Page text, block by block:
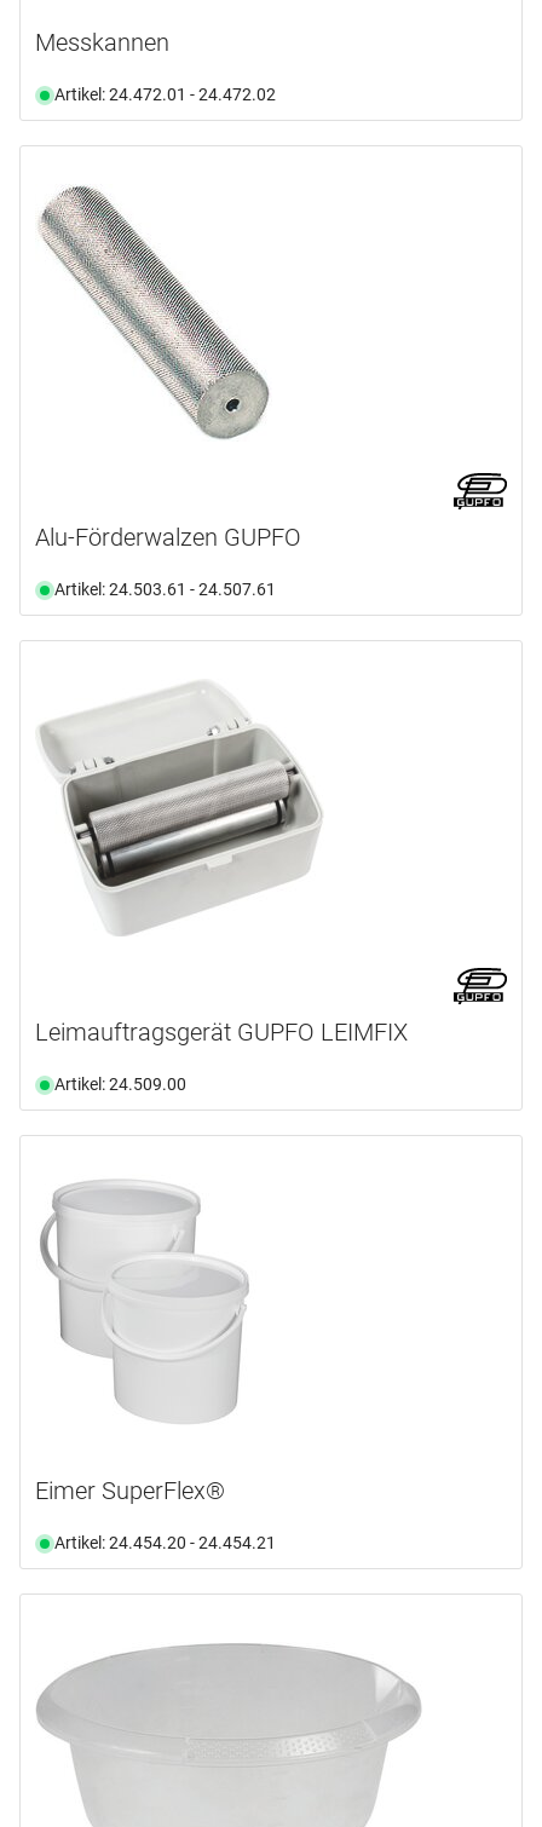
Messkannen
Artikel: 24.472.01 - 24.472.02
Alu-Förderwalzen GUPFO
Artikel: 24.503.61 - 24.507.61
Leimauftragsgerät GUPFO LEIMFIX
Artikel: 24.509.00
Eimer SuperFlex®
Artikel: 24.454.20 - 24.454.21